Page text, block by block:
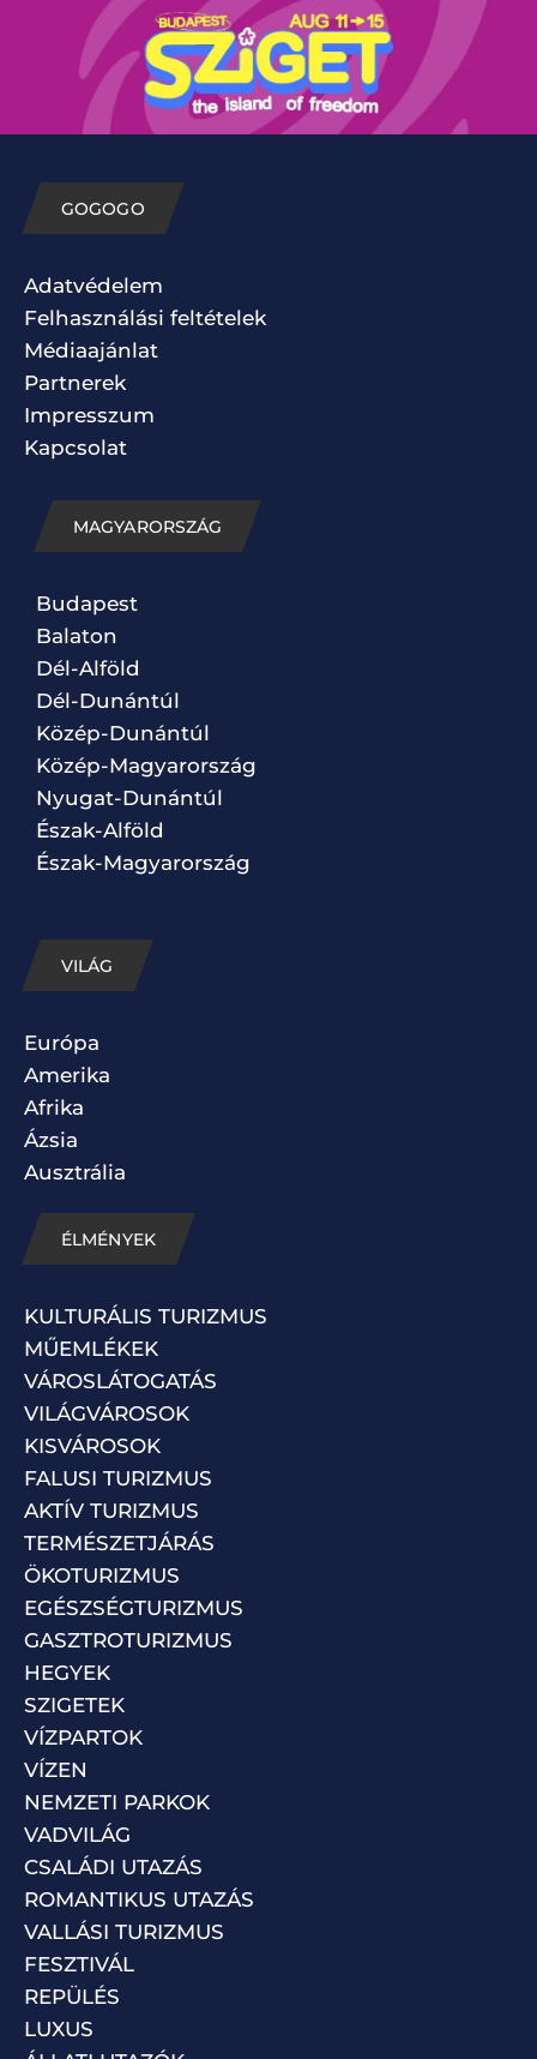
GOGOGO
Adatvédelem
Felhasználási feltételek
Médiaajánlat
Partnerek
Impresszum
Kapcsolat
MAGYARORSZÁG
Budapest
Balaton
Dél-Alföld
Dél-Dunántúl
Közép-Dunántúl
Közép-Magyarország
Nyugat-Dunántúl
Észak-Alföld
Észak-Magyarország
VILÁG
Európa
Amerika
Afrika
Ázsia
Ausztrália
ÉLMÉNYEK
KULTURÁLIS TURIZMUS
MŰEMLÉKEK
VÁROSLÁTOGATÁS
VILÁGVÁROSOK
KISVÁROSOK
FALUSI TURIZMUS
AKTÍV TURIZMUS
TERMÉSZETJÁRÁS
ÖKOTURIZMUS
EGÉSZSÉGTURIZMUS
GASZTROTURIZMUS
HEGYEK
SZIGETEK
VÍZPARTOK
VÍZEN
NEMZETI PARKOK
VADVILÁG
CSALÁDI UTAZÁS
ROMANTIKUS UTAZÁS
VALLÁSI TURIZMUS
FESZTIVÁL
REPÜLÉS
LUXUS